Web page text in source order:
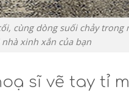
cùng dòng suối chảy
xinh xắn của bạn
sĩ vẽ tay tỉ